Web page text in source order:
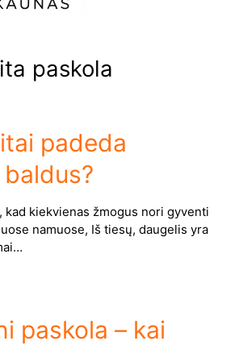
paskola
padeda
kad kiekvienas žmogus nori gyventi
namuose, Iš tiesų, daugelis yra
paskola – kai